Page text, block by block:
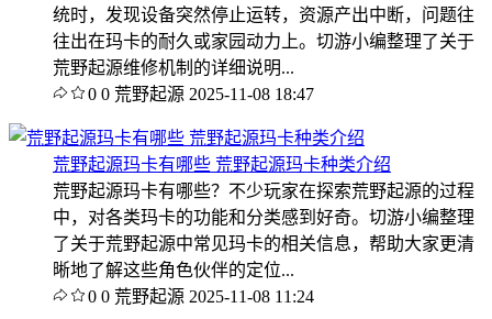
统时，发现设备突然停止运转，资源产出中断，问题往
往出在玛卡的耐久或家园动力上。切游小编整理了关于
荒野起源维修机制的详细说明...
0 0 荒野起源 2025-11-08 18:47
荒野起源玛卡有哪些 荒野起源玛卡种类介绍
荒野起源玛卡有哪些？不少玩家在探索荒野起源的过程
中，对各类玛卡的功能和分类感到好奇。切游小编整理
了关于荒野起源中常见玛卡的相关信息，帮助大家更清
晰地了解这些角色伙伴的定位...
0 0 荒野起源 2025-11-08 11:24